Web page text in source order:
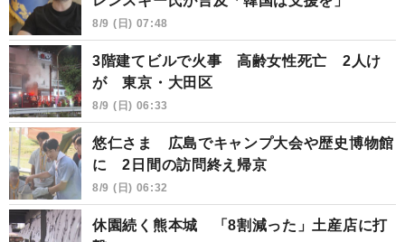
8/9 (日) 07:48
3階建てビルで火事 高齢女性死亡 2人け
が 東京・大田区
8/9 (日) 06:33
悠仁さま 広島でキャンプ大会や歴史博物館
に 2日間の訪問終え帰京
8/9 (日) 06:32
休園続く熊本城 「8割減った」土産店に打